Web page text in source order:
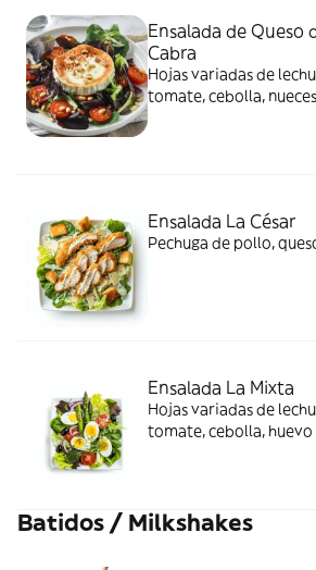
Ensalada de Queso
Cabra
Hojas variadas de
tomate, cebolla,
Ensalada La César
Pechuga de pollo,
Ensalada La Mixta
Hojas variadas de
tomate, cebolla, huevo
Batidos / Milkshakes